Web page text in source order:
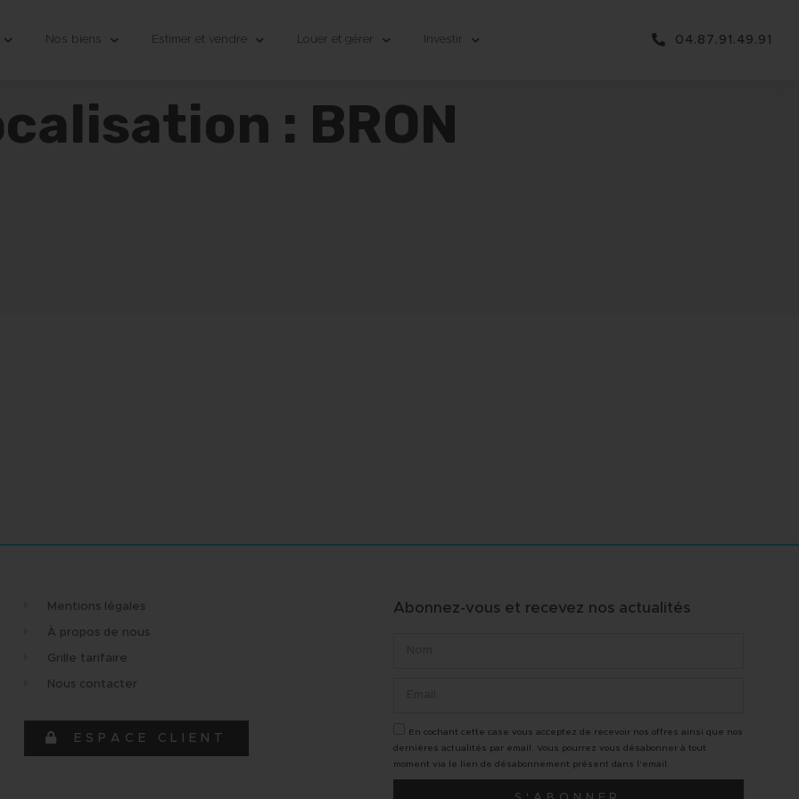
Nos biens Estimer et vendre Louer et gérer Investir 04.87.91.49.91
: BRON
Mentions légales
À propos de nous
Grille tarifaire
Nous contacter
ESPACE CLIENT
Abonnez-vous et recevez nos actualités
En cochant cette case vous acceptez de recevoir nos offres ainsi que nos
dernières actualités par email. Vous pourrez vous désabonner à tout
moment via le lien de désabonnement présent dans l'email.
réactive au
agence. Merci à Maud pour son
professionnalisme et sa réactivité !
dynamique, toujours disponible.
Elena et Danny sont toujours à
l'écoute et de très bons conseils !
expertise, une véritable suivi
donc une belle vente
vrais pros, Merci"